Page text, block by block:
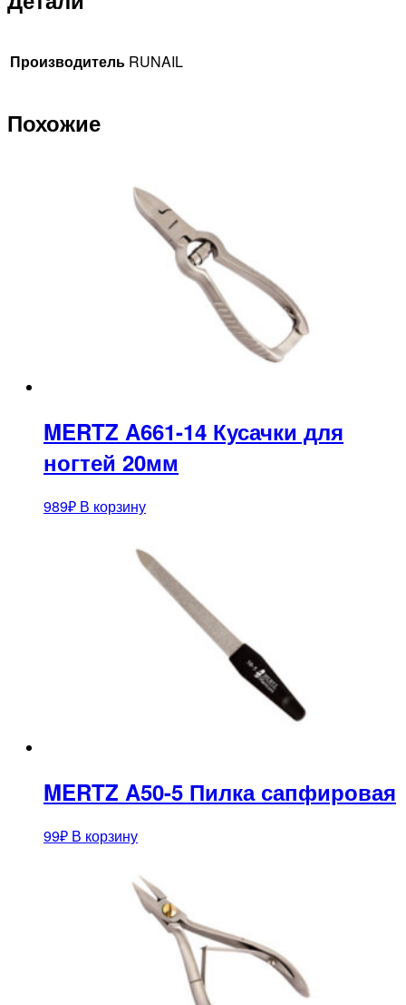
Производитель RUNAIL
Похожие
MERTZ A661-14 Кусачки для
ногтей 20мм
989₽ В корзину
MERTZ A50-5 Пилка сапфировая
99₽ В корзину